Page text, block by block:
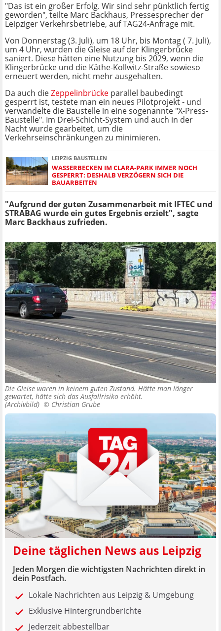
"Das ist ein großer Erfolg. Wir sind sehr pünktlich fertig
geworden", teilte Marc Backhaus, Pressesprecher der
Leipziger Verkehrsbetriebe, auf TAG24-Anfrage mit.
Von Donnerstag (3. Juli), um 18 Uhr, bis Montag ( 7. Juli),
um 4 Uhr, wurden die Gleise auf der Klingerbrücke
saniert. Diese hätten eine Nutzung bis 2029, wenn die
Klingerbrücke und die Käthe-Kollwitz-Straße sowieso
erneuert werden, nicht mehr ausgehalten.
Da auch dieZeppelinbrücke parallel baubedingt
gesperrt ist, testete man ein neues Pilotprojekt - und
verwandelte die Baustelle in eine sogenannte "X-Press-
Baustelle". Im Drei-Schicht-System und auch in der
Nacht wurde gearbeitet, um die
Verkehrseinschränkungen zu minimieren.
LEIPZIG BAUSTELLEN
WASSERBECKEN IM CLARA-PARK IMMER NOCH
GESPERRT: DESHALB VERZÖGERN SICH DIE
BAUARBEITEN
"Aufgrund der guten Zusammenarbeit mit IFTEC und
STRABAG wurde ein gutes Ergebnis erzielt", sagte
Marc Backhaus zufrieden.
Die Gleise waren in keinem guten Zustand. Hätte man länger
gewartet, hätte sich das Ausfallrisiko erhöht.
(Archivbild) © Christian Grube
Deine täglichen News aus Leipzig
Jeden Morgen die wichtigsten Nachrichten direkt in
dein Postfach.
Lokale Nachrichten aus Leipzig & Umgebung
Exklusive Hintergrundberichte
Jederzeit abbestellbar